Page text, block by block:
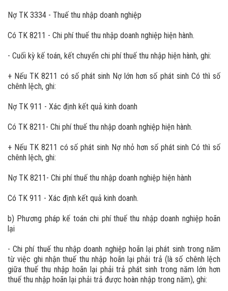
Nợ TK 3334 - Thuế thu nhập doanh nghiệp
Có TK 8211 - Chi phí thuế thu nhập doanh nghiệp hiện hành.
- Cuối kỳ kế toán, kết chuyển chi phí thuế thu nhập hiện hành, ghi:
+ Nếu TK 8211 có số phát sinh Nợ lớn hơn số phát sinh Có thì số
chênh lệch, ghi:
Nợ TK 911 - Xác định kết quả kinh doanh
Có TK 8211- Chi phí thuế thu nhập doanh nghiệp hiện hành.
+ Nếu TK 8211 có số phát sinh Nợ nhỏ hơn số phát sinh Có thì số
chênh lệch, ghi:
Nợ TK 8211- Chi phí thuế thu nhập doanh nghiệp hiện hành
Có TK 911 - Xác định kết quả kinh doanh.
b) Phương pháp kế toán chi phí thuế thu nhập doanh nghiệp hoãn
lại
- Chi phí thuế thu nhập doanh nghiệp hoãn lại phát sinh trong năm
từ việc ghi nhận thuế thu nhập hoãn lại phải trả (là số chênh lệch
giữa thuế thu nhập hoãn lại phải trả phát sinh trong năm lớn hơn
thuế thu nhập hoãn lại phải trả được hoàn nhập trong năm), ghi: